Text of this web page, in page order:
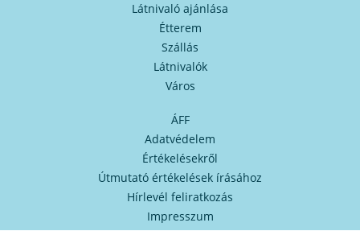
Látnivaló ajánlása
Étterem
Szállás
Látnivalók
Város
ÁFF
Adatvédelem
Értékelésekről
Útmutató értékelések írásához
Hírlevél feliratkozás
Impresszum